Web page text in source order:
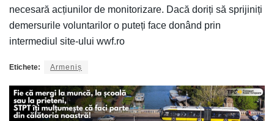
necesară acțiunilor de monitorizare. Dacă doriți să sprijiniți
demersurile voluntarilor o puteți face donând prin
intermediul site-ului wwf.ro
Etichete: Armeniș